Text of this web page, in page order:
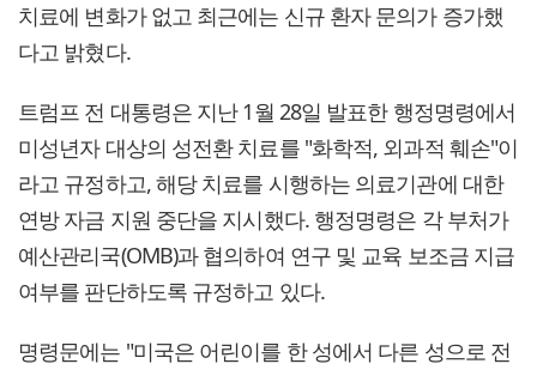
치료에 변화가 없고 최근에는 신규 환자 문의가 증가했
다고 밝혔다.
트럼프 전 대통령은 지난 1월 28일 발표한 행정명령에서
미성년자 대상의 성전환 치료를 "화학적, 외과적 훼손"이
라고 규정하고, 해당 치료를 시행하는 의료기관에 대한
연방 자금 지원 중단을 지시했다. 행정명령은 각 부처가
예산관리국(OMB)과 협의하여 연구 및 교육 보조금 지급
여부를 판단하도록 규정하고 있다.
명령문에는 "미국은 어린이를 한 성에서 다른 성으로 전